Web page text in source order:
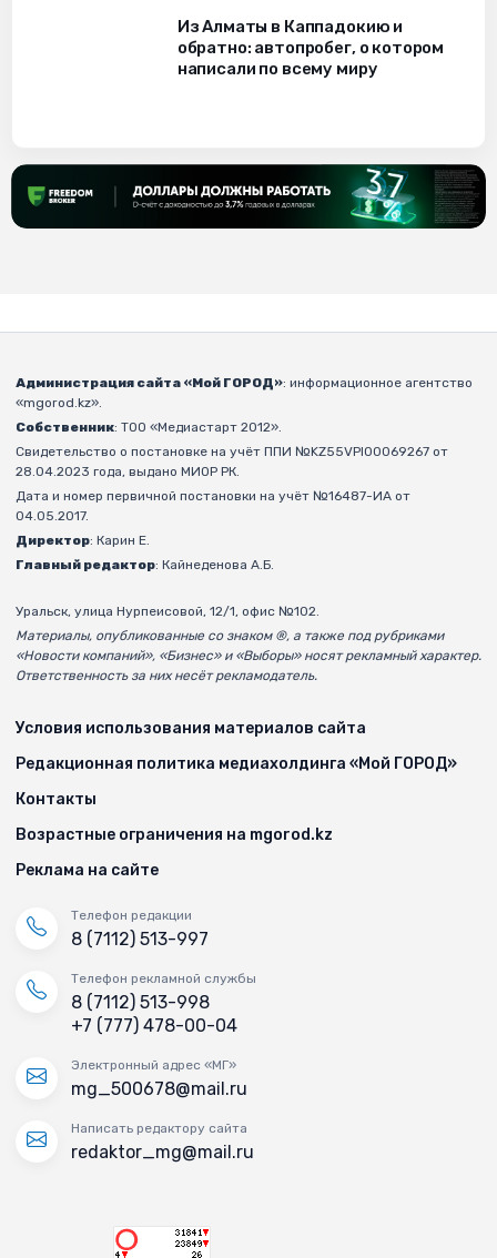
Из Алматы в Каппадокию и
обратно: автопробег, о котором
написали по всему миру
Администрация сайта «Мой ГОРОД»: информационное агентство
«mgorod.kz».
Собственник: ТОО «Медиастарт 2012».
Свидетельство о постановке на учёт ППИ №KZ55VPI00069267 от
28.04.2023 года, выдано МИОР РК.
Дата и номер первичной постановки на учёт №16487-ИА от
04.05.2017.
Директор: Карин Е.
Главный редактор: Кайнеденова А.Б.
Уральск, улица Нурпеисовой, 12/1, офис №102.
Материалы, опубликованные со знаком ®, а также под рубриками
«Новости компаний», «Бизнес» и «Выборы» носят рекламный характер.
Ответственность за них несёт рекламодатель.
Условия использования материалов сайта
Редакционная политика медиахолдинга «Мой ГОРОД»
Контакты
Возрастные ограничения на mgorod.kz
Реклама на сайте
Телефон редакции
8 (7112) 513-997
Телефон рекламной службы
8 (7112) 513-998
+7 (777) 478-00-04
Электронный адрес «МГ»
mg_500678@mail.ru
Написать редактору сайта
redaktor_mg@mail.ru